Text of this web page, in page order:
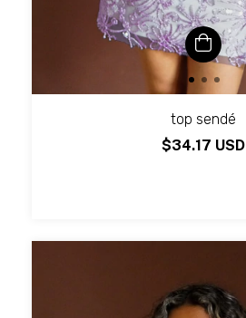
top sendé
$34.17 USD